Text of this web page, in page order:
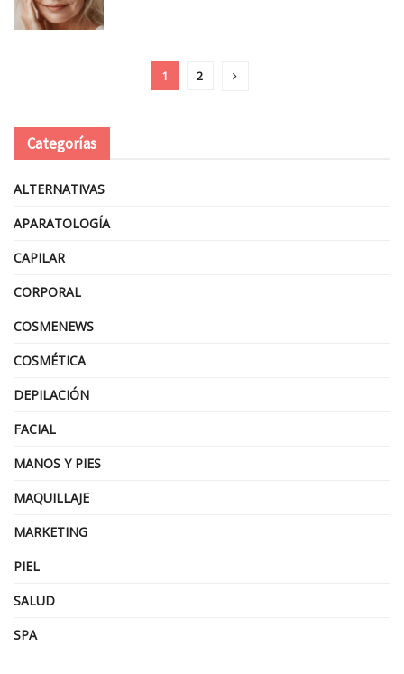
1 2
Categorías
ALTERNATIVAS
APARATOLOGÍA
CAPILAR
CORPORAL
COSMENEWS
COSMÉTICA
DEPILACIÓN
FACIAL
MANOS Y PIES
MAQUILLAJE
MARKETING
PIEL
SALUD
SPA